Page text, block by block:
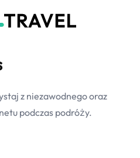
z niezawodnego oraz
podczas podróży.